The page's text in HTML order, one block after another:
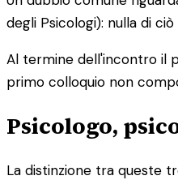
degli Psicologi): nulla di
Al termine dell'incontro il
primo colloquio non
Psicologo,
La distinzione tra queste